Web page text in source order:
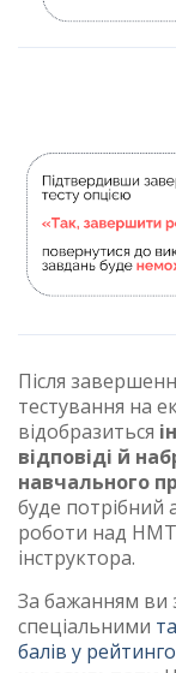
Після
тестування на
відобразиться
відповіді й
навчального
буде потрібний
роботи над
інструктора.
За бажанням ви
спеціальними
балів у